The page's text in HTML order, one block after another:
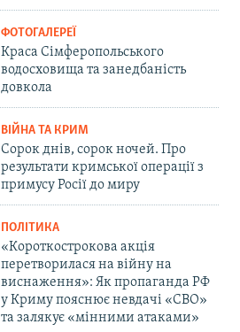
ФОТОГАЛЕРЕЇ
Краса Сімферопольського
водосховища та занедбаність
довкола
ВІЙНА ТА КРИМ
Сорок днів, сорок ночей. Про
результати кримської операції з
примусу Росії до миру
ПОЛІТИКА
«Короткострокова акція
перетворилася на війну на
виснаження»: Як пропаганда РФ
у Криму пояснює невдачі «СВО»
та залякує «мінними атаками»